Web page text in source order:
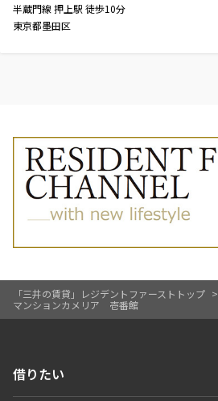
「三井の賃貸」レジデントファーストトップ
マンションカメリア 壱番館
半蔵門線 押上駅 徒歩10分
東京都墨田区
借りたい